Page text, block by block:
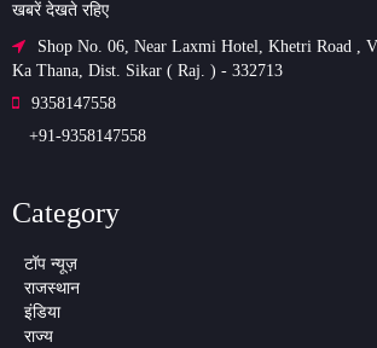
खबरें देखते रहिए
Shop No. 06, Near Laxmi Hotel, Khetri Road ,
Ka Thana, Dist. Sikar ( Raj. ) - 332713
9358147558
+91-9358147558
Category
टॉप न्यूज़
राजस्थान
इंडिया
राज्य